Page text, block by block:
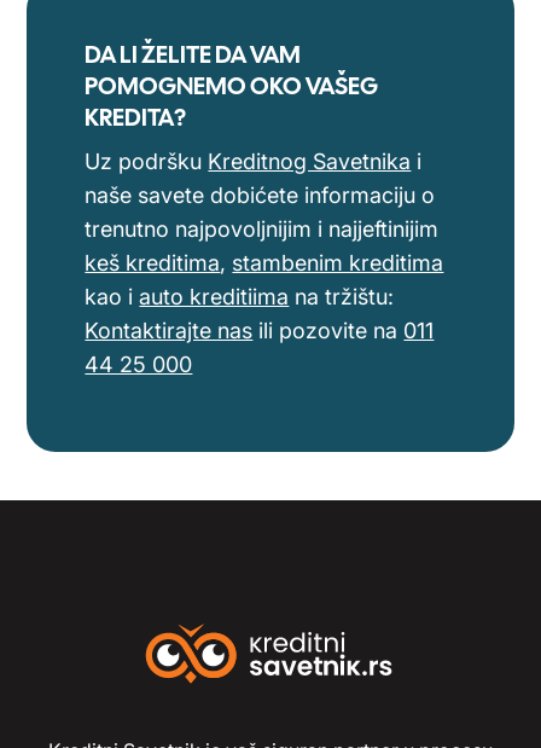
DA LI ŽELITE DA VAM
POMOGNEMO OKO VAŠEG
KREDITA?
Uz podršku Kreditnog Savetnika i
naše savete dobićete informaciju o
trenutno najpovoljnijim i najjeftinijim
keš kreditima, stambenim kreditima
kao iauto kreditiima na tržištu:
Kontaktirajte nas ili pozovite na 011
44 25 000